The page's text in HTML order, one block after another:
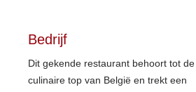
Bedrijf
Dit gekende restaurant behoort tot de
culinaire top van België en trekt een